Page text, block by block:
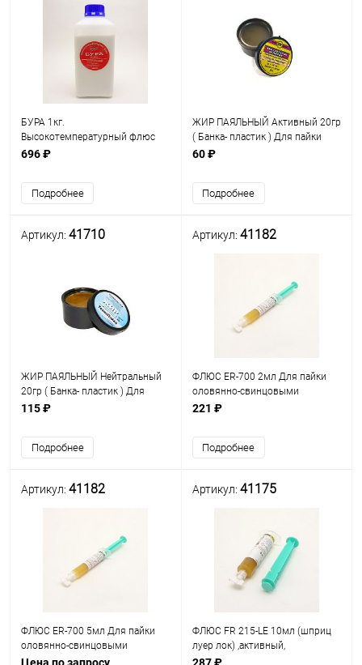
БУРА 1кг.
Высокотемпературный флюс
для сварки , для горелок банка/
активен при T +800C +1200C
оп*
696 ₽
Подробнее
ЖИР ПАЯЛЬНЫЙ Активный 20гр
( Банка- пластик ) Для пайки
узлов и деталей РЭА с
Рязань ( А010020 )
60 ₽
Подробнее
Артикул: 41710
ЖИР ПАЯЛЬНЫЙ Нейтральный
20гр ( Банка- пластик ) Для
пайки радиодеталей и
промыш-ти и в быту
115 ₽
Подробнее
Артикул: 41182
ФЛЮС ER-700 2мл Для пайки
оловянно-свинцовыми
припоями – оот +220 до
пайки - до +300°С.
221 ₽
Подробнее
Артикул: 41182
ФЛЮС ER-700 5мл Для пайки
оловянно-свинцовыми
припоями – оот +220 до
Артикул: 41175
ФЛЮС FR 215-LE 10мл (шприц
луер лок) ,активный,
безотмывочный Для пайки